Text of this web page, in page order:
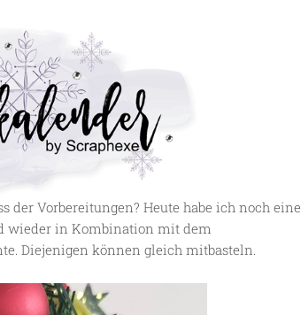
der Vorbereitungen? Heute habe ich noch eine
wieder in Kombination mit dem
Diejenigen können gleich mitbasteln.